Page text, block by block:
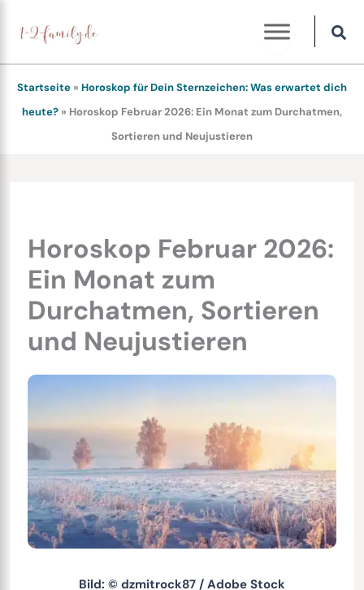
Inhalt
springen
Startseite » Horoskop für Dein Sternzeichen: Was erwartet dich
heute? » Horoskop Februar 2026: Ein Monat zum Durchatmen,
Sortieren und Neujustieren
Horoskop Februar 2026:
Ein Monat zum
Durchatmen, Sortieren
und Neujustieren
Bild: © dzmitrock87 / Adobe Stock